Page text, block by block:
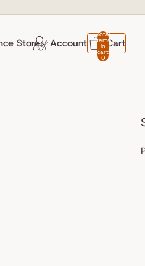
Store Account
Total
items
in
cart:
0
Cart